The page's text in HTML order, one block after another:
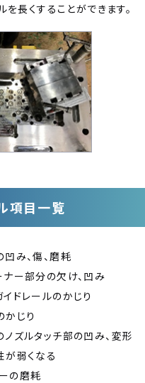
長くすることができます。
項目一覧
み、傷、磨耗
ナー部分の欠け、凹み
ドレールのかじり
かじり
ノズルタッチ部の凹み、変形
が弱くなる
の磨耗